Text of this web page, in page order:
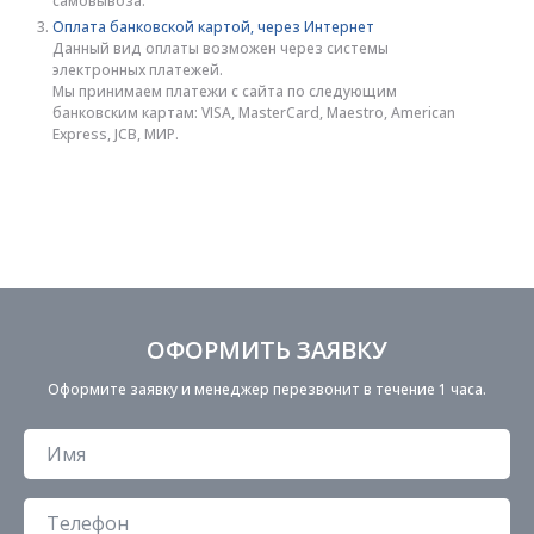
Оплата банковской картой, через Интернет
Данный вид оплаты возможен через системы
электронных платежей.
Мы принимаем платежи с сайта по следующим
банковским картам: VISA, MasterCard, Maestro, American
Express, JCB, МИР.
ОФОРМИТЬ ЗАЯВКУ
Оформите заявку и менеджер перезвонит в течение 1 часа.